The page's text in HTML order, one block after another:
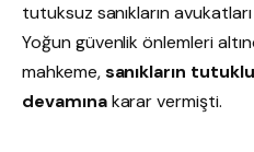
tutuksuz sanıkların
Yoğun güvenlik önlemleri
mahkeme,sanıkların
devamınakarar vermişti.